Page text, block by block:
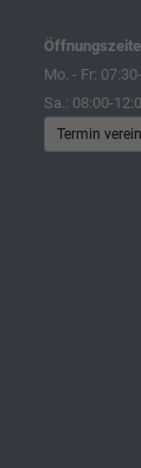
Mo. - Fr:
Sa.: 08:00-
Termin